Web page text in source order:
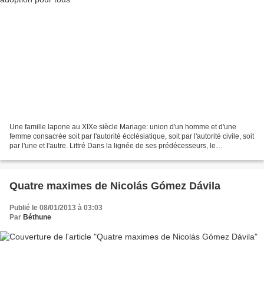
Une famille lapone au XIXe siècle Mariage: union d'un homme et d'une
femme consacrée soit par l'autorité écclésiatique, soit par l'autorité civile, soit
par l'une et l'autre. Littré Dans la lignée de ses prédécesseurs, le
Quatre maximes de Nicolás Gómez Dávila
Publié le 08/01/2013 à 03:03
Par Béthune